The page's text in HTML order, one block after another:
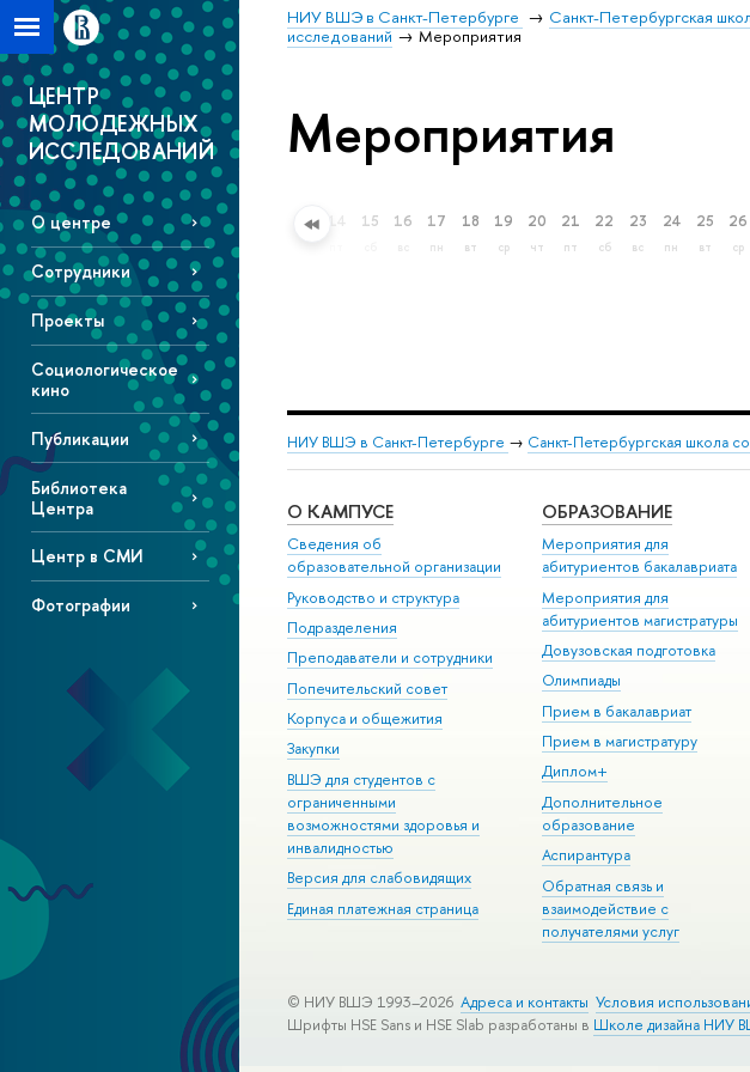
НИУ ВШЭ в Санкт-Петербурге Санкт-Петербургская
исследований
Мероприятия
ЦЕНТР
МОЛОДЕЖНЫХ
ИССЛЕДОВАНИЙ
О центре
Сотрудники
Проекты
Социологическое
кино
Публикации
Библиотека
Центра
Центр в СМИ
Фотографии
Мероприятия
поиск 7
пт сб
9
вс
10
пн
11
вт
13 14 15 16 17
пн
18
вт
19
ср
20
чт
21
пт
22
сб
23
вс
24
пн
25
вт
26
ср
НИУ ВШЭ в Санкт-Петербурге → Санкт-Петербургская школа
О КАМПУСЕ
Сведения об
образовательной организации
Руководство и структура
Подразделения
Преподаватели и сотрудники
Попечительский совет
Корпуса и общежития
Закупки
ВШЭ для студентов с
ограниченными
возможностями здоровья и
инвалидностью
Версия для слабовидящих
Единая платежная страница
ОБРАЗОВАНИЕ
Мероприятия для
абитуриентов бакалавриата
Мероприятия для
абитуриентов магистратуры
Довузовская подготовка
Олимпиады
Прием в бакалавриат
Прием в магистратуру
Диплом+
Дополнительное
образование
Аспирантура
Обратная связь и
взаимодействие с
получателями услуг
© НИУ ВШЭ 1993–2026 Адреса и контакты Условия
Шрифты HSE Sans и HSE Slab разработаны в Школе дизайна НИУ